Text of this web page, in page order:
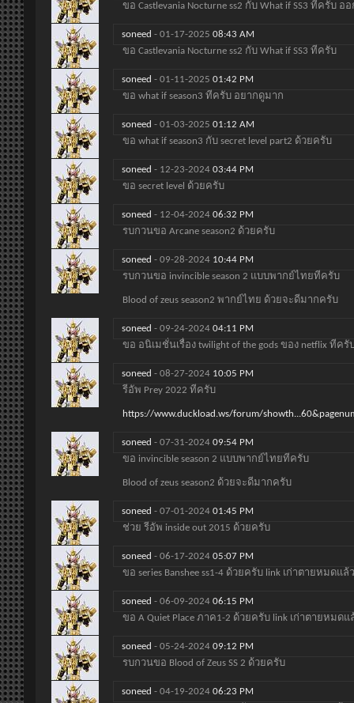
ขอ Castlevania Nocturne ss2 กับ What if SS3 ทีครับ
soneed - 01-17-2025 08:43 AM
ขอ Castlevania Nocturne ss2 กับ What if SS3 ทีครับ
soneed - 01-11-2025 01:42 PM
ขอ what if season3 ทีครับ อยากดูมาก
soneed - 01-03-2025 01:12 AM
ขอ what if season3 กับ secret level part2 ด้วยครับ
soneed - 12-23-2024 03:44 PM
ขอ secret level ด้วยครับ
soneed - 12-04-2024 06:32 PM
รบกวนขอ Arcane season2 ด้วยครับ
soneed - 09-28-2024 10:44 PM
รบกวนขอ invincible season 2 แบบพากย์ไทยทีครับ
Blood of zeus season2 พากย์ไทย ด้วยจะดีมากครับ
soneed - 09-24-2024 04:11 PM
ขอ อนิเมชั่นเรื่อง twilight of the gods ของ netflix ทีครั
soneed - 08-27-2024 10:05 PM
รีอัพ Prey 2022 ทีครับ
https://www.duckload.ws/forum/
soneed - 07-31-2024 09:54 PM
ขอ invincible season 2 แบบพากย์ไทยทีครับ
Blood of zeus season2 ด้วยจะดีมากครับ
soneed - 07-01-2024 01:45 PM
ช่วย รีอัพ inside out 2015 ด้วยครับ
soneed - 06-17-2024 05:07 PM
ขอ series Banshee ss1-4 ด้วยครับ link เก่าตายหมดแล้ว
soneed - 06-09-2024 06:15 PM
ขอ A Quiet Place ภาค1-2 ด้วยครับ link เก่าตายหมดแ
soneed - 05-24-2024 09:12 PM
รบกวนขอ Blood of Zeus SS 2 ด้วยครับ
soneed - 04-19-2024 06:23 PM